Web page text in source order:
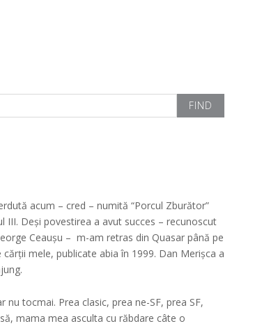
acum – cred – numită “Porcul Zburător”
Deși povestirea a avut succes – recunoscut
Ceaușu – m-am retras din Quasar până pe
mele, publicate abia în 1999. Dan Merișca a
nu tocmai. Prea clasic, prea ne-SF, prea SF,
mama mea asculta cu răbdare câte o